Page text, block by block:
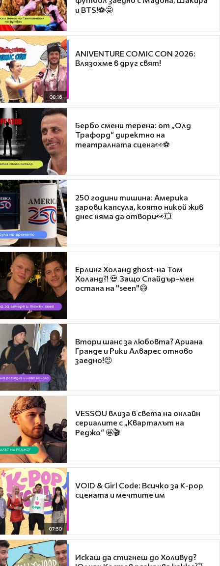
и BTS!⚽🤩
08:16
ANIVENTURE COMIC CON 2026:
Влязохме в друг свят!
Бербо смени терена: от „Олд
Трафорд“ директно на
театралната сцена👀⚽
250 години тишина: Америка
зарови капсула, която никой жив
днес няма да отвори👀💥
Ерлинг Холанд ghost-на Том
Холанд?! 💀 Защо Спайдър-мен
остана на "seen"😅
Втори шанс за любовта? Ариана
Гранде и Рики Алварес отново
заедно!😍
VESSOU влиза в света на онлайн
сериалите с „Кварталът на
Реджо“ 🤩🎬
07:50
VOID & Girl Code: Всичко за K-pop
сцената и мечтите им
Искаш да стигнеш до Холивуд?